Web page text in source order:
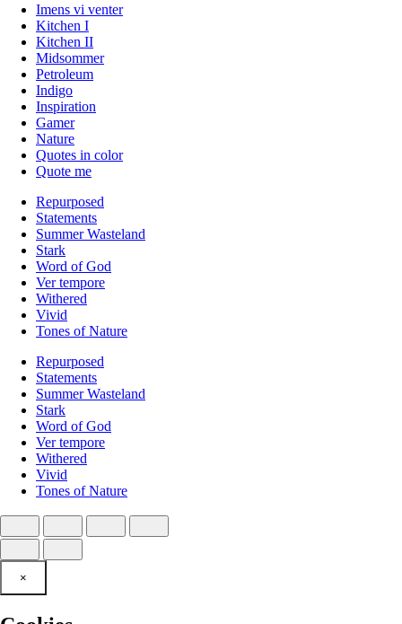
Imens vi venter
Kitchen I
Kitchen II
Midsommer
Petroleum
Indigo
Inspiration
Gamer
Nature
Quotes in color
Quote me
Repurposed
Statements
Summer Wasteland
Stark
Word of God
Ver tempore
Withered
Vivid
Tones of Nature
Repurposed
Statements
Summer Wasteland
Stark
Word of God
Ver tempore
Withered
Vivid
Tones of Nature
×